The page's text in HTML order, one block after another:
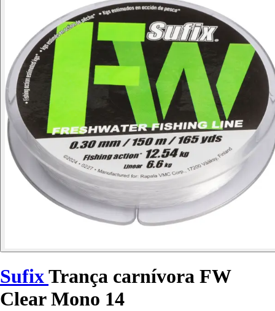
SufixTrança carnívora FW
Clear Mono 14